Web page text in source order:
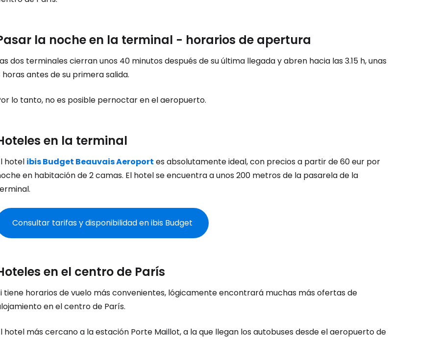
la noche en la terminal - horarios de apertura
dos terminales cierran unos 40 minutos después de su última llegada y abren hacia las 3.15 h, unas
horas antes de su primera salida.
lo tanto, no es posible pernoctar en el aeropuerto.
en la terminal
hotel ibis Budget Beauvais Aeroport es absolutamente ideal, con precios a partir de 60 eur por
en habitación de 2 camas. El hotel se encuentra a unos 200 metros de la pasarela de la
Consultar tarifas y disponibilidad en ibis Budget
en el centro de París
tiene horarios de vuelo más convenientes, lógicamente encontrará muchas más ofertas de
en el centro de París.
hotel más cercano a la estación Porte Maillot, a la que llegan los autobuses desde el aeropuerto de
Iniciar sesión en Cestee
... la comunidad mundial de viajeros